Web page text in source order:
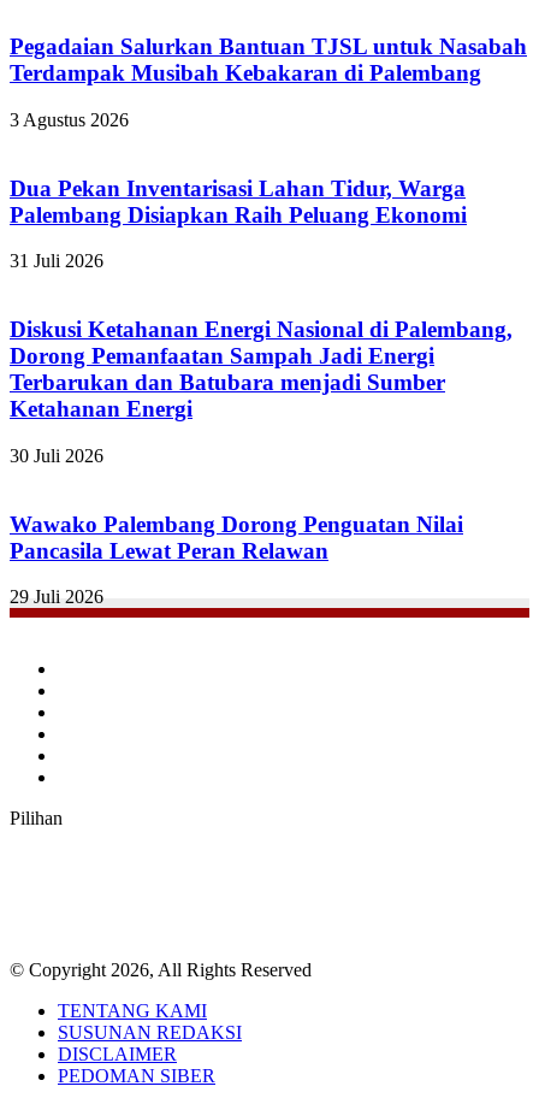
Pegadaian Salurkan Bantuan TJSL untuk Nasabah
Terdampak Musibah Kebakaran di Palembang
3 Agustus 2026
Dua Pekan Inventarisasi Lahan Tidur, Warga
Palembang Disiapkan Raih Peluang Ekonomi
31 Juli 2026
Diskusi Ketahanan Energi Nasional di Palembang,
Dorong Pemanfaatan Sampah Jadi Energi
Terbarukan dan Batubara menjadi Sumber
Ketahanan Energi
30 Juli 2026
Wawako Palembang Dorong Penguatan Nilai
Pancasila Lewat Peran Relawan
29 Juli 2026
Pilihan
© Copyright 2026, All Rights Reserved
TENTANG KAMI
SUSUNAN REDAKSI
DISCLAIMER
PEDOMAN SIBER